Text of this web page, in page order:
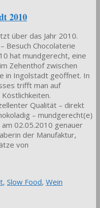
2010
über das Jahr 2010.
Besuch Chocolaterie
hat mundgerecht, eine
Zehenthof zwischen
in Ingolstadt geöffnet. In
trifft man auf
Qualität – direkt
– mundgerecht(e)
02.05.2010 genauer
der Manufaktur,
von
, Slow Food, Wein